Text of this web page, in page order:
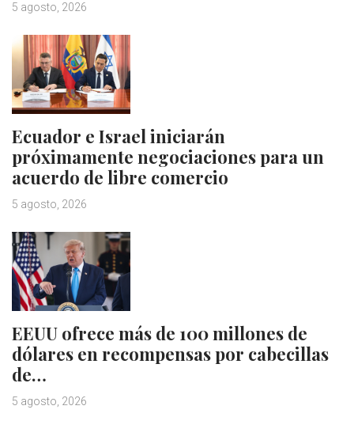
5 agosto, 2026
Ecuador e Israel iniciarán
próximamente negociaciones para un
acuerdo de libre comercio
5 agosto, 2026
EEUU ofrece más de 100 millones de
dólares en recompensas por cabecillas
de…
5 agosto, 2026